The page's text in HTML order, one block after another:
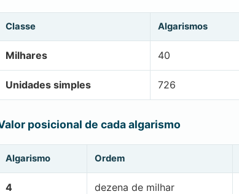
Classe Algarismos
Milhares 40
Unidades simples 726
posicional de cada algarismo
Algarismo Ordem
4 dezena de milhar